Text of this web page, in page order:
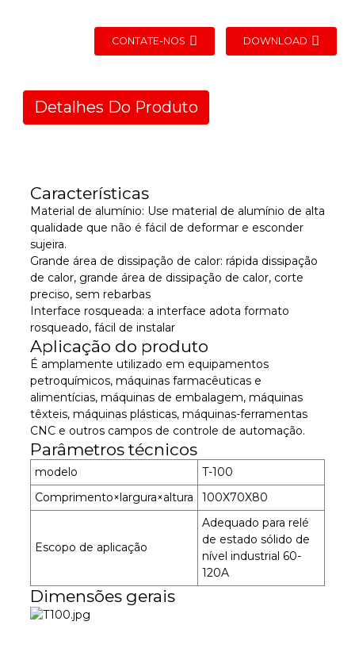
CONTATE-NOS DOWNLOAD
Detalhes Do Produto
Características
Material de alumínio: Use material de alumínio de alta
qualidade que não é fácil de deformar e esconder
sujeira.
Grande área de dissipação de calor: rápida dissipação
de calor, grande área de dissipação de calor, corte
preciso, sem rebarbas
Interface rosqueada: a interface adota formato
rosqueado, fácil de instalar
Aplicação do produto
É amplamente utilizado em equipamentos
petroquímicos, máquinas farmacêuticas e
alimentícias, máquinas de embalagem, máquinas
têxteis, máquinas plásticas, máquinas-ferramentas
CNC e outros campos de controle de automação.
Parâmetros técnicos
modelo
T-100
Comprimento×largura×altura
100X70X80
Escopo de aplicação
Adequado para relé
de estado sólido de
nível industrial 60-
120A
Dimensões gerais